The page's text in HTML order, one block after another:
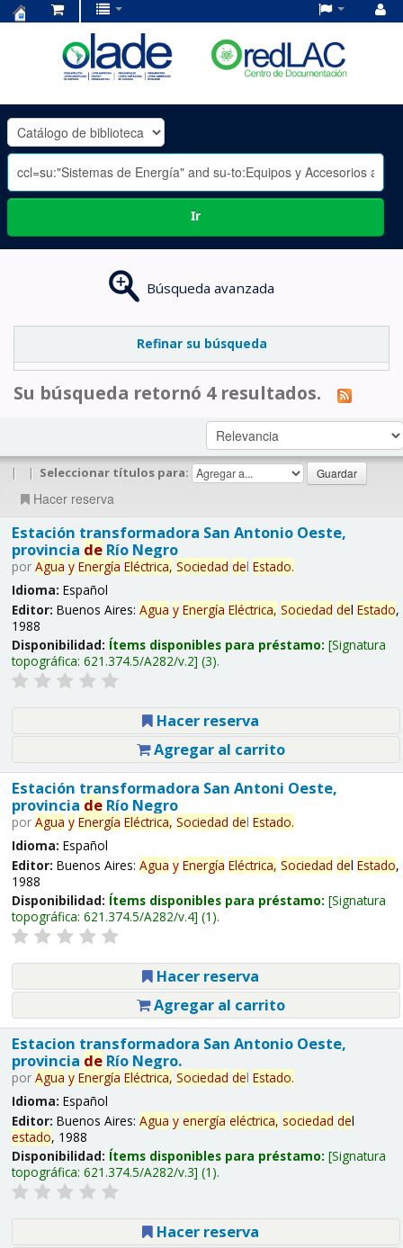
OLADE
-
Ir
Búsqueda avanzada
Refinar su búsqueda
Su búsqueda retornó 4 resultados.
| | Seleccionar títulos para:
Hacer reserva
Estación transformadora San Antonio Oeste,
provincia deRío Negro
por Agua y Energía Eléctrica, Sociedad del Estado.
Idioma: Español
Editor: Buenos Aires: Agua y Energía Eléctrica, Sociedad del Estado,
1988
Disponibilidad: Ítems disponibles para préstamo: Signatura
topográfica: 621.374.5/A282/v.2 (3).
Hacer reserva
Agregar al carrito
Estación transformadora San Antoni Oeste,
provincia deRío Negro
por Agua y Energía Eléctrica, Sociedad del Estado.
Idioma: Español
Editor: Buenos Aires: Agua y Energía Eléctrica, Sociedad del Estado,
1988
Disponibilidad: Ítems disponibles para préstamo: Signatura
topográfica: 621.374.5/A282/v.4 (1).
Hacer reserva
Agregar al carrito
Estacion transformadora San Antonio Oeste,
provincia deRío Negro.
por Agua y Energía Eléctrica, Sociedad del Estado.
Idioma: Español
Editor: Buenos Aires: Agua y energía eléctrica, sociedad del
estado, 1988
Disponibilidad: Ítems disponibles para préstamo: Signatura
topográfica: 621.374.5/A282/v.3 (1).
Hacer reserva